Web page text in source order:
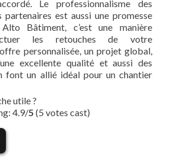
Le professionnalisme des
partenaires est aussi une promesse
Bâtiment, c’est une manière
les retouches de votre
personnalisée, un projet global,
excellente qualité et aussi des
font un allié idéal pour un chantier
utile ?
4.9/5 (5 votes cast)